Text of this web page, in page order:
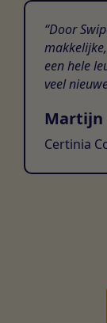
Door
een hele
veel
Martijn
Certinia